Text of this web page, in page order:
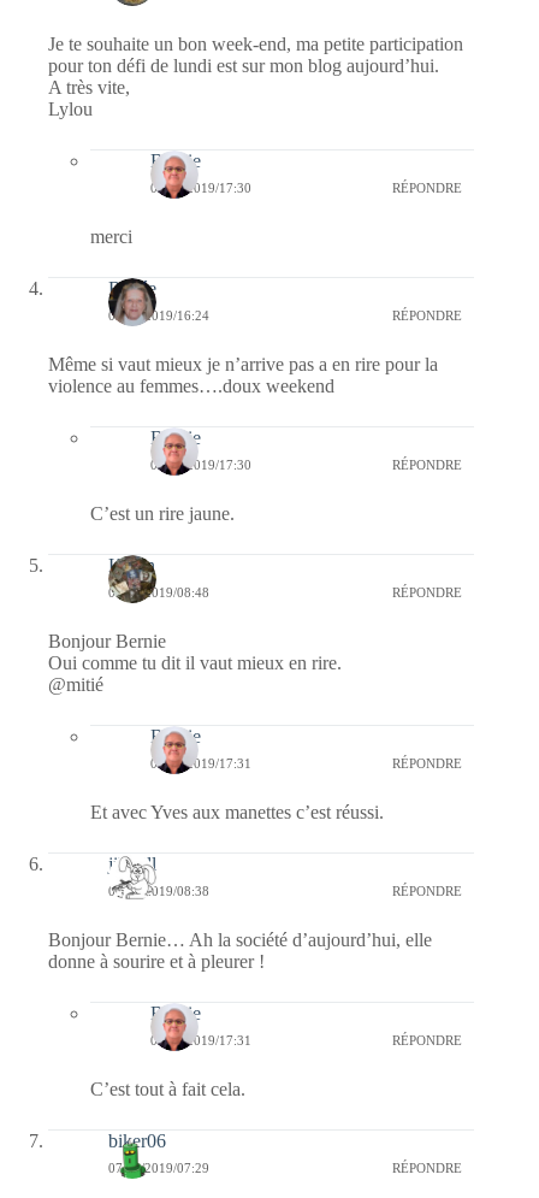
Je te souhaite un bon week-end, ma petite participation
pour ton défi de lundi est sur mon blog aujourd’hui.
A très vite,
Lylou
Bernie
08/09/2019/17:30 RÉPONDRE
merci
Renée
07/09/2019/16:24 RÉPONDRE
Même si vaut mieux je n’arrive pas a en rire pour la
violence au femmes….doux weekend
Bernie
08/09/2019/17:30 RÉPONDRE
C’est un rire jaune.
Kévin
07/09/2019/08:48 RÉPONDRE
Bonjour Bernie
Oui comme tu dit il vaut mieux en rire.
@mitié
Bernie
08/09/2019/17:31 RÉPONDRE
Et avec Yves aux manettes c’est réussi.
jill bill
07/09/2019/08:38 RÉPONDRE
Bonjour Bernie… Ah la société d’aujourd’hui, elle
donne à sourire et à pleurer !
Bernie
08/09/2019/17:31 RÉPONDRE
C’est tout à fait cela.
biker06
07/09/2019/07:29 RÉPONDRE